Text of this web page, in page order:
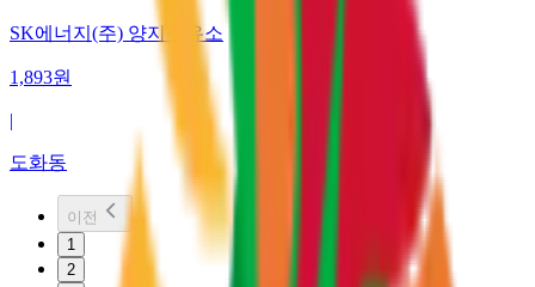
SK에너지(주) 양지주유소
1,893원
|
도화동
이전
1
2